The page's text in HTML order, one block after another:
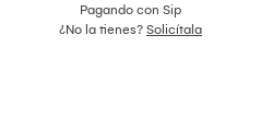
Pagando con Sip
¿No la tienes? Solicítala